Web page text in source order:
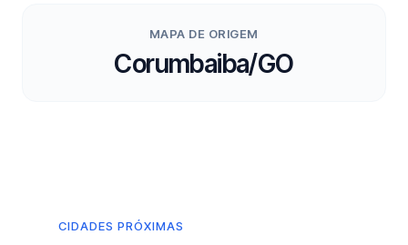
MAPA DE ORIGEM
Corumbaiba/GO
CIDADES PRÓXIMAS